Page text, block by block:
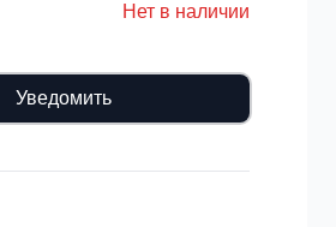
Нет в наличии
Уведомить